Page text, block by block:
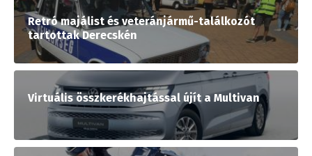
Retró majálist és veteránjármű-találkozót
tartottak Derecskén
Virtuális összkerékhajtással újít a Multivan